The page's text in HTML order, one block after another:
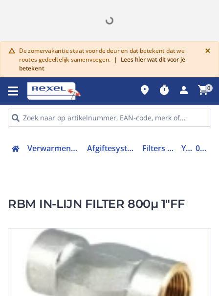
warning De zomervakantie staat voor de deur en dat betekent dat we
routes gedeeltelijk samenvoegen. |
Lees hier wat dit voor je
betekent
×
place timer person shopping_cart0
Verwarmen, Koelen en Ventileren Afgiftesysteem en appendages Filters en afscheiders Y-filter 00030600
RBM IN-LIJN FILTER 800µ 1"FF